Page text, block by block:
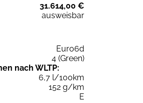
31.614,00 €
ausweisbar
Euro6d
4 (Green)
nach WLTP:
6,7 l/100km
152 g/km
E